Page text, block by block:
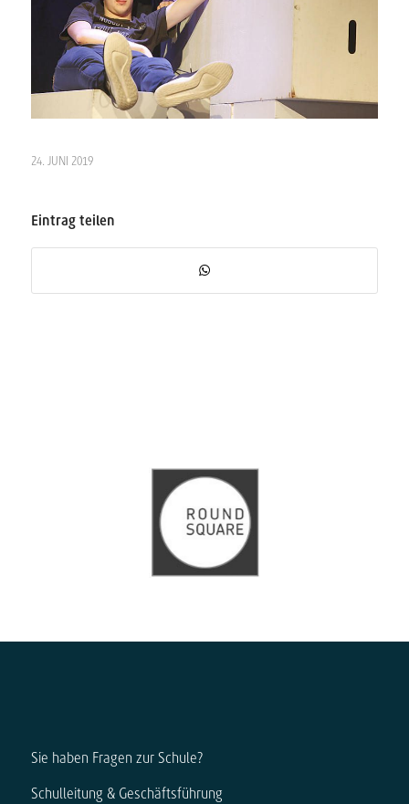
24. JUNI 2019
Eintrag teilen
Sie haben Fragen zur Schule?
Schulleitung & Geschäftsführung